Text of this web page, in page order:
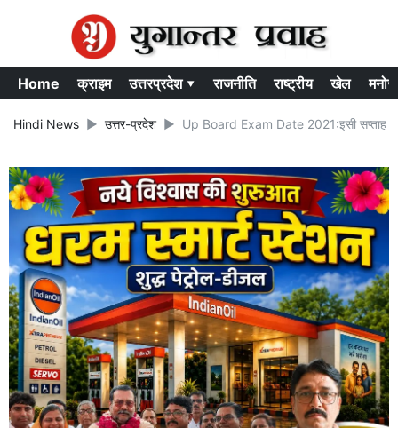
Home क्राइम उत्तरप्रदेश ▾ राजनीति राष्ट्रीय खेल
Hindi News उत्तर-प्रदेश Up Board Exam Date 2021:इसी सप्ताह